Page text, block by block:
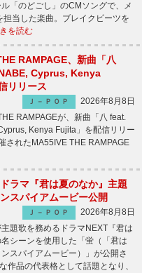
「のどごし」のCMソングで、メ
当した楽曲。ブレイクビーツを
を読む
RAMPAGE、新曲「八
Cyprus, Kenya
リリース
Ｊ－ＰＯＰ
2026年8月8日
RAMPAGEが、新曲「八 feat.
Kenya Fujita」を配信リリー
れたMA55IVE THE RAMPAGE
ラマ『君は夏のなか』主題
スパイアムービー公開
Ｊ－ＰＯＰ
2026年8月8日
題歌を務めるドラマNEXT『君は
シーンを使用した「蛍（「君は
スパイアムービー）」が公開さ
品の代表格として話題となり、